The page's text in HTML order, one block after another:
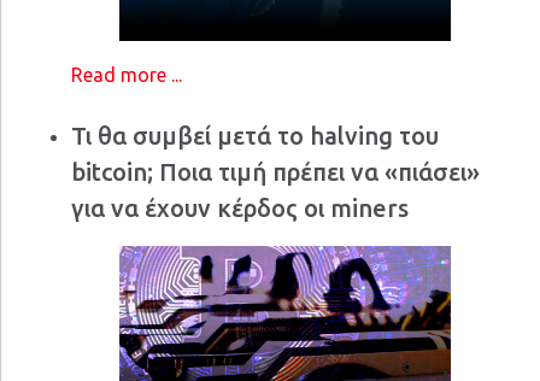
Read more ...
Τι θα συμβεί μετά το halving του
bitcoin; Ποια τιμή πρέπει να «πιάσει»
για να έχουν κέρδος οι miners